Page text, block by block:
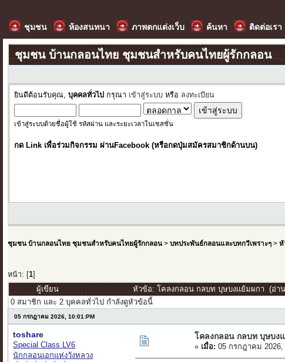
ชุมชน ห้องสนทนา ภาพตกแต่งเว็บ ค้นหา ติดต่อเรา
ชุมชน บ้านกลอนไทย ชุมชนสำหรับคนไทยผู้รักกลอน
ยินดีต้อนรับคุณ,บุคคลทั่วไป กรุณา เข้าสู่ระบบ หรือ ลงทะเบียน
เข้าสู่ระบบด้วยชื่อผู้ใช้ รหัสผ่าน และระยะเวลาในเซสชั่น
กด Link เพื่อร่วมกิจกรรม ผ่านFacebook (หรือกดปุ่มสมัครสมาชิกด้านบน)
ชุมชน บ้านกลอนไทย ชุมชนสำหรับคนไทยผู้รักกลอน >บทประพันธ์กลอนและบทกวีเพราะๆ >หั
หน้า: [1
ผู้เขียน
หัวข้อ: โคลงกลอน กลบท บุษบงแย้มผกา (อ่าน
0 สมาชิก และ 2 บุคคลทั่วไป กำลังดูหัวข้อนี้
05 กรกฎาคม 2026, 10:01:PM
toshare
Special Class LV6
นักกลอนเอกแห่งวังหลวง
โคลงกลอน กลบท บุษบง
« เมื่อ: 05 กรกฎาคม 2026,